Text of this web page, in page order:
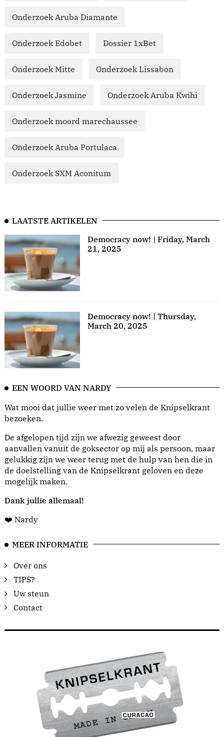
Onderzoek Aruba Diamante
Onderzoek Edobet Dossier 1xBet
Onderzoek Mitte Onderzoek Lissabon
Onderzoek Jasmine Onderzoek Aruba Kwihi
Onderzoek moord marechaussee
Onderzoek Aruba Portulaca
Onderzoek SXM Aconitum
LAATSTE ARTIKELEN
Democracy now! | Friday, March
21, 2025
Democracy now! | Thursday,
March 20, 2025
EEN WOORD VAN NARDY
Wat mooi dat jullie weer met zo velen de Knipselkrant
bezoeken.
De afgelopen tijd zijn we afwezig geweest door
aanvallen vanuit de goksector op mij als persoon, maar
gelukkig zijn we weer terug met de hulp van hen die in
de doelstelling van de Knipselkrant geloven en deze
mogelijk maken.
Dank jullie allemaal!
❤️ Nardy
MEER INFORMATIE
Over ons
TIPS?
Uw steun
Contact